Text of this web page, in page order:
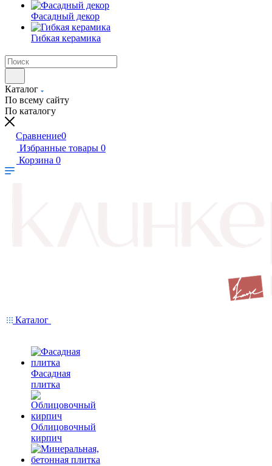
Фасадный декор
Гибкая керамика
Каталог
По всему сайту
По каталогу
Сравнение0
Избранные товары 0
Корзина 0
Каталог
Фасадная
плитка
Облицовочный
кирпич